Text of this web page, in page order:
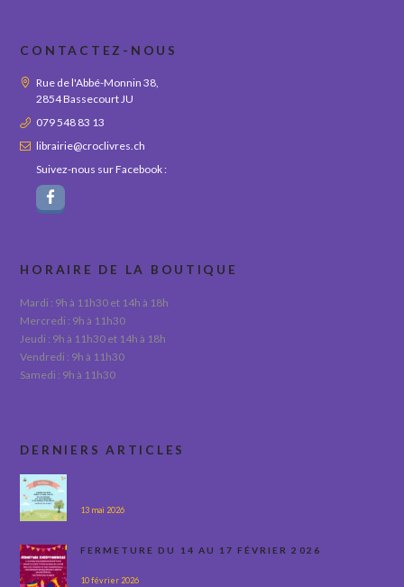
CONTACTEZ-NOUS
Rue de l'Abbé-Monnin 38,
2854 Bassecourt JU
079 548 83 13
librairie@croclivres.ch
Suivez-nous sur Facebook :
HORAIRE DE LA BOUTIQUE
Mardi : 9h à 11h30 et 14h à 18h
Mercredi : 9h à 11h30
Jeudi : 9h à 11h30 et 14h à 18h
Vendredi : 9h à 11h30
Samedi : 9h à 11h30
DERNIERS ARTICLES
13 mai 2026
FERMETURE DU 14 AU 17 FÉVRIER 2026
10 février 2026